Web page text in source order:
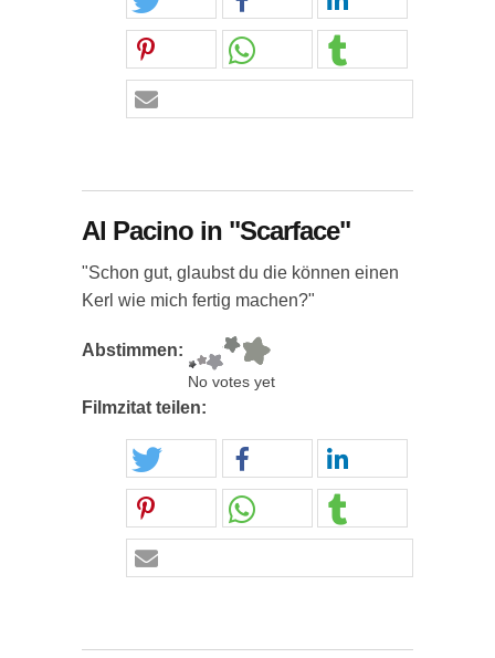
Al Pacino in "Scarface"
"Schon gut, glaubst du die können einen
Kerl wie mich fertig machen?"
Abstimmen:
No votes yet
Filmzitat teilen: